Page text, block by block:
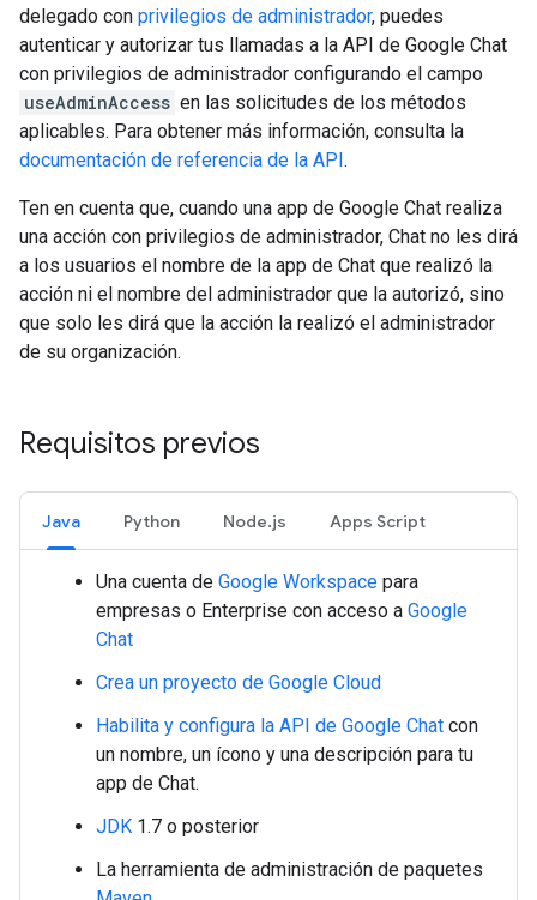
delegado con privilegios de administrador, puedes
autenticar y autorizar tus llamadas a la API de Google Chat
con privilegios de administrador configurando el campo
useAdminAccess en las solicitudes de los métodos
aplicables. Para obtener más información, consulta la
documentación de referencia de la API.
Ten en cuenta que, cuando una app de Google Chat realiza
una acción con privilegios de administrador, Chat no les dirá
a los usuarios el nombre de la app de Chat que realizó la
acción ni el nombre del administrador que la autorizó, sino
que solo les dirá que la acción la realizó el administrador
de su organización.
Requisitos previos
Java Python Node.js Apps Script
Una cuenta de Google Workspace para
empresas o Enterprise con acceso a Google
Chat
Crea un proyecto de Google Cloud
Habilita y configura la API de Google Chat con
un nombre, un ícono y una descripción para tu
app de Chat.
JDK 1.7 o posterior
La herramienta de administración de paquetes